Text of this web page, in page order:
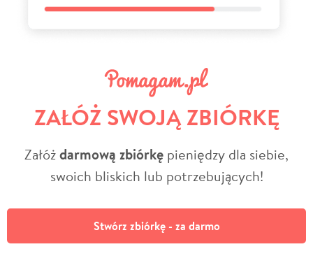
ZAŁÓŻ SWOJĄ ZBIÓRKĘ
Załóżdarmową zbiórkę pieniędzy dla siebie,
swoich bliskich lub potrzebujących!
Stwórz zbiórkę - za darmo